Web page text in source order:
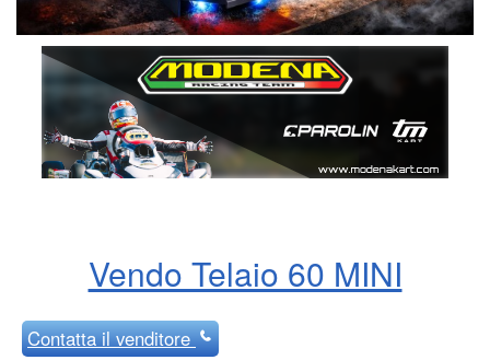
Vendo Telaio 60 MINI
Contattail venditore